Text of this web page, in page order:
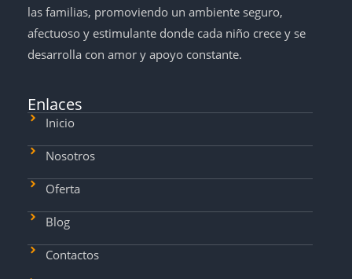
las familias, promoviendo un ambiente seguro,
afectuoso y estimulante donde cada niño crece y se
desarrolla con amor y apoyo constante.
Enlaces
Inicio
Nosotros
Oferta
Blog
Contactos